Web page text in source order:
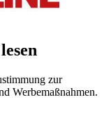
zur
Werbemaßnahmen.